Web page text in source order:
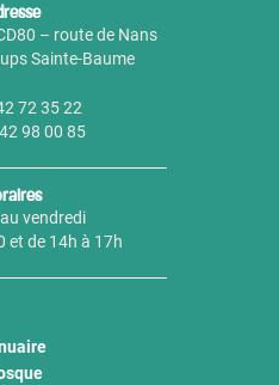
– route de Nans
Sainte-Baume
72 35 22
98 00 85
vendredi
et de 14h à 17h